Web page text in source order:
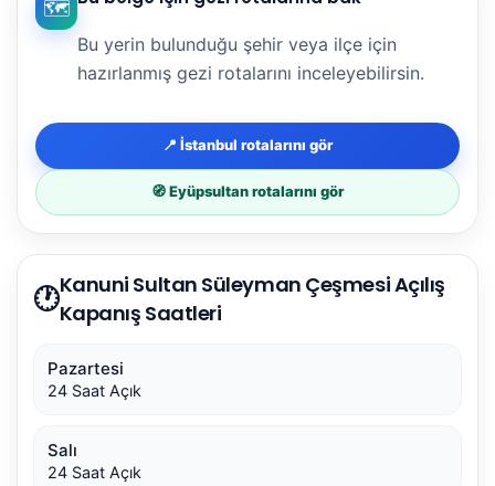
🗺️
Bu yerin bulunduğu şehir veya ilçe için
hazırlanmış gezi rotalarını inceleyebilirsin.
📍 İstanbul rotalarını gör
🧭 Eyüpsultan rotalarını gör
🕐Kanuni Sultan Süleyman Çeşmesi Açılış
Kapanış Saatleri
Pazartesi
24 Saat Açık
Salı
24 Saat Açık